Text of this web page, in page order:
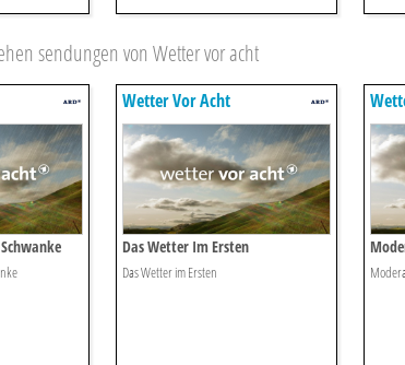
sendungen von Wetter vor acht
Wetter Vor Acht
Das Wetter Im Ersten
Das Wetter im Ersten